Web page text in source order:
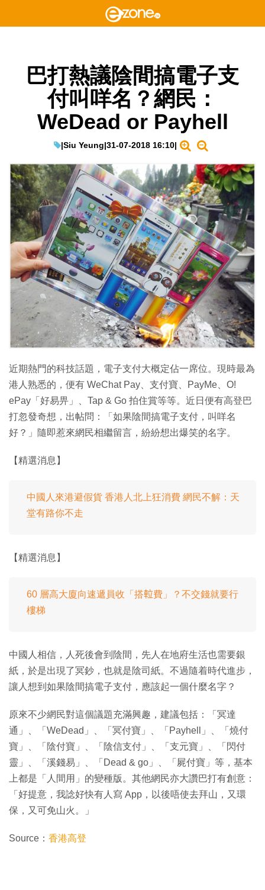
巴打熱議陰間搞電子支
付叫咩名？網民：
WeDead or Payhell
|Siu Yeung|31-07-2018 16:10|
近期熱門的科技話題，電子支付大概定佔一席位。現時最為
港人熟悉的，便有 WeChat Pay、支付寶、PayMe、O!
ePay「好易畀」、Tap & Go 拍住賞等等。近日便有高登巴
打忽發奇想，出帖問：「如果陰間搞電子支付，叫咩名
好？」隨即惹來網民相繼留言，紛紛想出爆笑的名字。
【精選消息】
中國人來港避假貨 香港人北上狂消費 網民不解：天
堂有路你不走
【精選消息】
60 層高大廈向速遞員收「搭𨋢費」？不交錢就要行
樓梯
中國人相信，人死後會到陰間，先人在地府生活也需要銀
紙，於是出現了冥鈔，也就是陰司紙。不過隨着時代進步，
讓人想到如果陰間搞電子支付，應該起一個什麼名字？
原來不少網民對這個議題充滿興趣，建議包括：「冥達
通」、「WeDead」、「冥付寶」、「Payhell」、「燒付
寶」、「陰付寶」、「陰信支付」、「支元寶」、「閃付
靈」、「溪錢易」、「Dead & go」、「屍付寶」等，基本
上都是「人間用」的變種版。其他網民亦大讚巴打有創意：
「好提意，我諗好快有人寫 App，以後唔使去拜山，又環
保，又可免山火。」
Source： 香港高登